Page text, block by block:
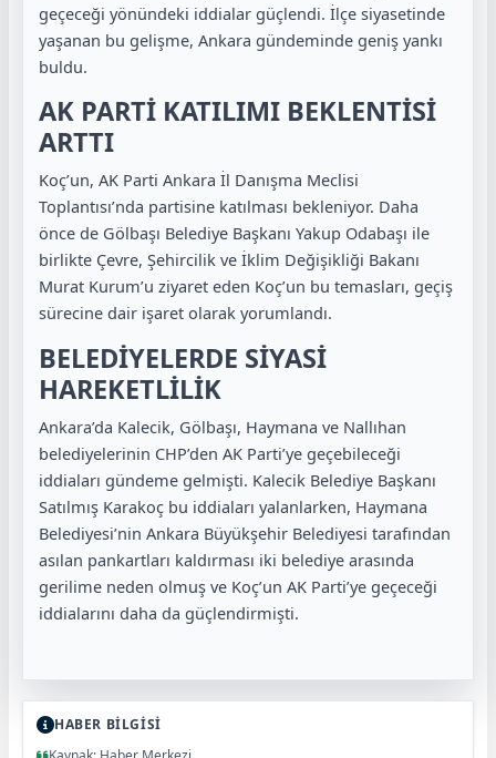
geçeceği yönündeki iddialar güçlendi. İlçe siyasetinde
yaşanan bu gelişme, Ankara gündeminde geniş yankı
buldu.
AK PARTİ KATILIMI BEKLENTİSİ
ARTTI
Koç’un, AK Parti Ankara İl Danışma Meclisi
Toplantısı’nda partisine katılması bekleniyor. Daha
önce de Gölbaşı Belediye Başkanı Yakup Odabaşı ile
birlikte Çevre, Şehircilik ve İklim Değişikliği Bakanı
Murat Kurum’u ziyaret eden Koç’un bu temasları, geçiş
sürecine dair işaret olarak yorumlandı.
BELEDİYELERDE SİYASİ
HAREKETLİLİK
Ankara’da Kalecik, Gölbaşı, Haymana ve Nallıhan
belediyelerinin CHP’den AK Parti’ye geçebileceği
iddiaları gündeme gelmişti. Kalecik Belediye Başkanı
Satılmış Karakoç bu iddiaları yalanlarken, Haymana
Belediyesi’nin Ankara Büyükşehir Belediyesi tarafından
asılan pankartları kaldırması iki belediye arasında
gerilime neden olmuş ve Koç’un AK Parti’ye geçeceği
iddialarını daha da güçlendirmişti.
HABER BİLGİSİ